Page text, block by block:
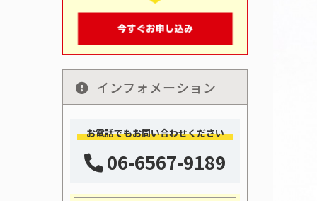
インフォメーション
お電話でもお問い合わせください
06-6567-9189